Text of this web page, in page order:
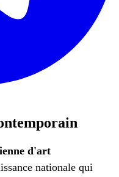
d'art
nationale qui